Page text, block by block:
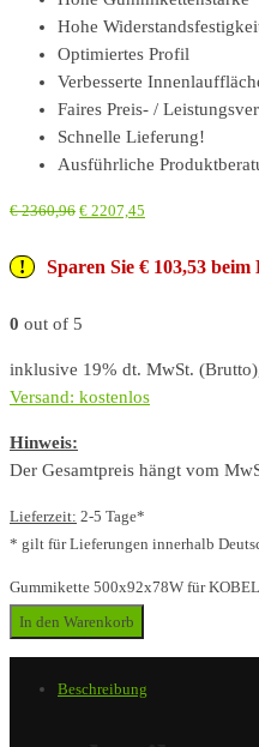
Hohe
Optimiertes Profil
Verbesserte
Faires Preis- /
Schnelle Lieferung!
Ausführliche
€2360,96 € 2207,45
Sparen Sie € 103,53
0 out of 5
inklusive 19% dt. MwSt.
Versand: kostenlos
Hinweis:
Der Gesamtpreis hängt vom
Lieferzeit: 2-5 Tage*
* gilt für Lieferungen innerhalb
Gummikette 500x92x78W für
In den Warenkorb
Beschreibung